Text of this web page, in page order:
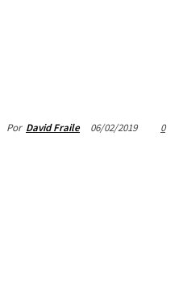
Por David Fraile 06/02/2019 0